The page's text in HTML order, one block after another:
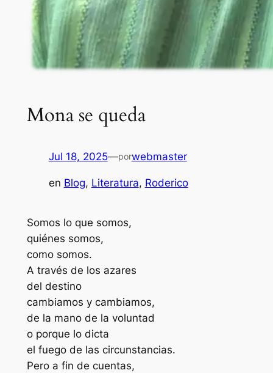
Mona se queda
Jul 18, 2025—porwebmaster
en Blog, Literatura, Roderico
Somos lo que somos,
quiénes somos,
como somos.
A través de los azares
del destino
cambiamos y cambiamos,
de la mano de la voluntad
o porque lo dicta
el fuego de las circunstancias.
Pero a fin de cuentas,